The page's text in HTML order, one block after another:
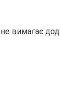
вимагає